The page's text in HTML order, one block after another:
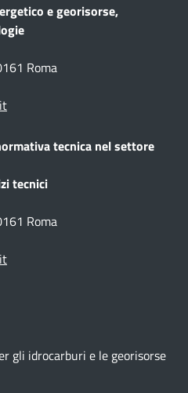
e georisorse,
Roma
tecnica nel settore
tecnici
Roma
gli idrocarburi e le georisorse